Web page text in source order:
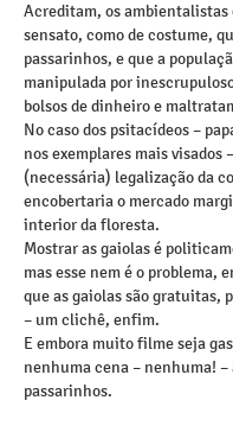
Acreditam, os ambientalistas
sensato, como de costume,
passarinhos, e que a
manipulada por
bolsos de dinheiro e
No caso dos psitacídeos –
nos exemplares mais visados
(necessária) legalização da
encobertaria o mercado
interior da floresta.
Mostrar as gaiolas é
mas esse nem é o problema,
que as gaiolas são gratuitas,
– um clichê, enfim.
E embora muito filme seja
nenhuma cena – nenhuma!
passarinhos.